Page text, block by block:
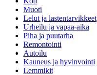
Muoti
Lelut ja lastentarvikkeet
Urheilu ja vapaa-aika
Piha ja puutarha
Remontointi
Autoilu
Kauneus ja hyvinvointi
Lemmikit